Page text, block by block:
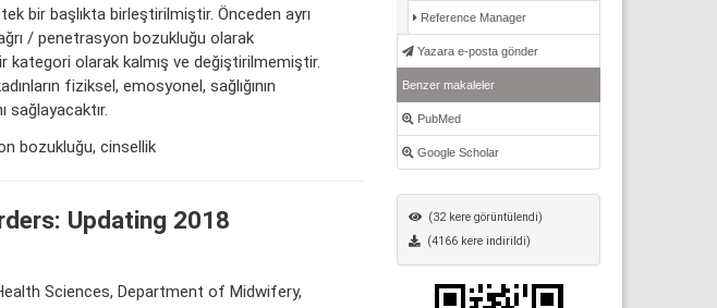
bir başlıkta birleştirilmiştir. Önceden ayrı
/ penetrasyon bozukluğu olarak
kategori olarak kalmış ve değiştirilmemiştir.
fiziksel, emosyonel, sağlığının
sağlayacaktır.
bozukluğu, cinsellik
Updating 2018
Sciences, Department of Midwifery,
Reference Manager
Yazara e-posta gönder
Benzer makaleler
PubMed
Google Scholar
(32 kere görüntülendi)
(4166 kere indirildi)